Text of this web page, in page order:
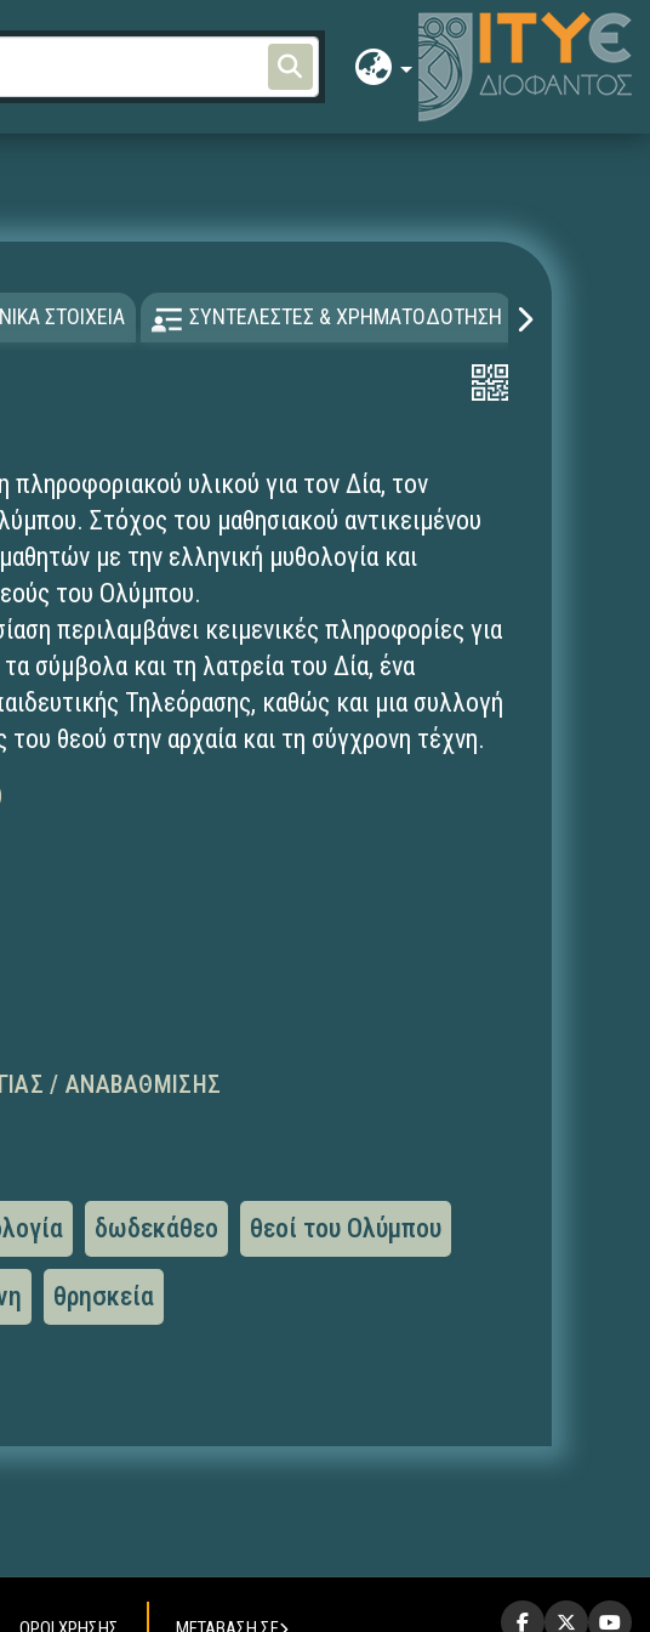
ΣΤΟΙΧΕΙΑ ΣΥΝΤΕΛΕΣΤΕΣ & ΧΡΗΜΑΤΟΔΟΤΗΣΗ
πληροφοριακού υλικού για τoν Δία, τον
Στόχος του μαθησιακού αντικειμένου
με την ελληνική μυθολογία και
του Ολύμπου.
περιλαμβάνει κειμενικές πληροφορίες για
τα σύμβολα και τη λατρεία του Δία, ένα
Τηλεόρασης, καθώς και μια συλλογή
θεού στην αρχαία και τη σύγχρονη τέχνη.
/ ΑΝΑΒΆΘΜΙΣΗΣ
δωδεκάθεο θεοί του Ολύμπου
θρησκεία